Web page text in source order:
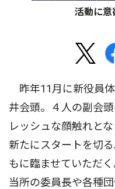
活動に意
昨年11月に新役員
井会頭。４人の副会
レッシュな顔触れと
新たにスタートを切
もに臨ませていただ
当所の委員長や各種